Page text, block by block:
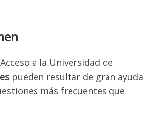
a la Universidad de
pueden resultar de gran ayuda
más frecuentes que